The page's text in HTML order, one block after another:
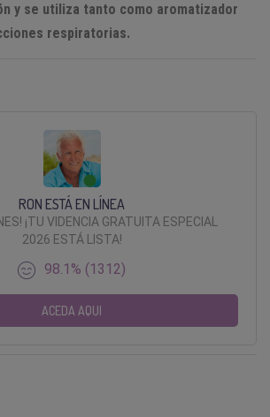
y se utiliza tanto como aromatizador
respiratorias.
RON ESTÁ EN LÍNEA
¡TU VIDENCIA GRATUITA ESPECIAL
2026 ESTÁ LISTA!
98.1% (1312)
ACEDA AQUI